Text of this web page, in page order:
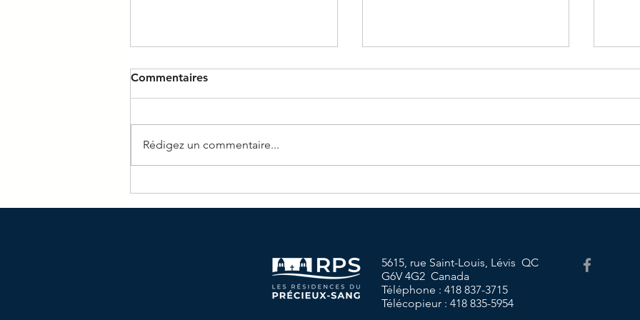
Journal du mois d'Avril
Menu du mois d'Avril
Commentaires
Rédigez un commentaire...
5615, rue Saint-Louis, Lévis QC
G6V 4G2 Canada
Téléphone : 418 837-3715
Télécopieur : 418 835-5954